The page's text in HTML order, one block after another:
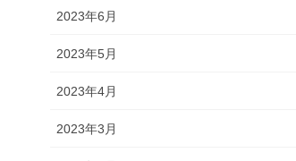
2023年6月
2023年5月
2023年4月
2023年3月